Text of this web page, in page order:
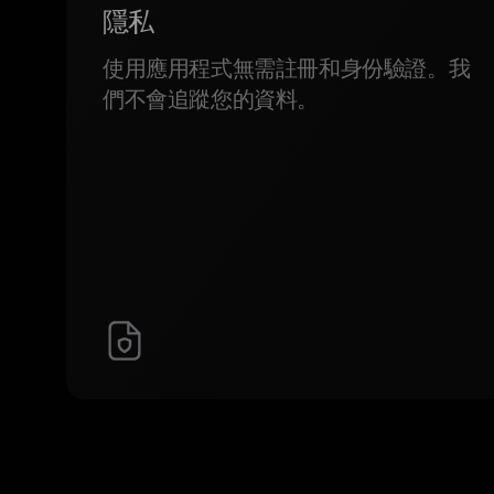
隱私
使用應用程式無需註冊和身份驗證。我
們不會追蹤您的資料。